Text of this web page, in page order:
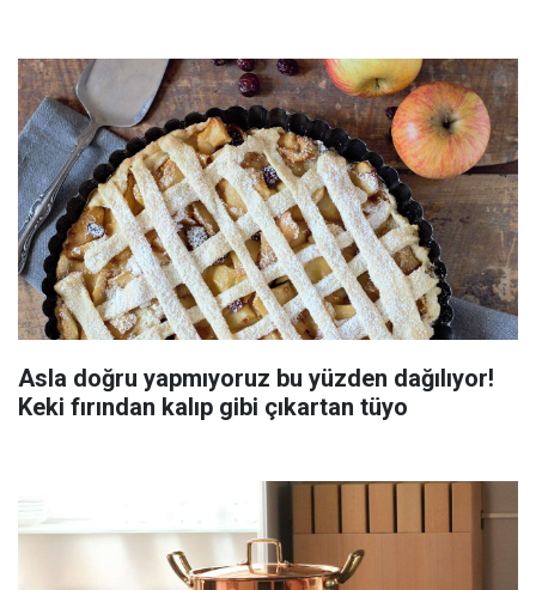
Asla doğru yapmıyoruz bu yüzden dağılıyor!
Keki fırından kalıp gibi çıkartan tüyo